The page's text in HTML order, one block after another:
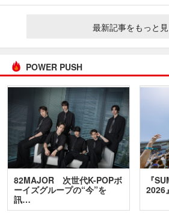
最新記事をもっと
POWER PUSH
82MAJOR 次世代K-POPボ
ーイズグループの“今”を
訊…
『
2026